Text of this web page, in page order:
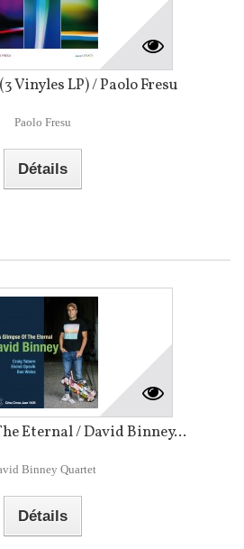
Vinyles LP) / Paolo Fresu
Paolo Fresu
Détails
Eternal / David Binney...
Binney Quartet
Détails